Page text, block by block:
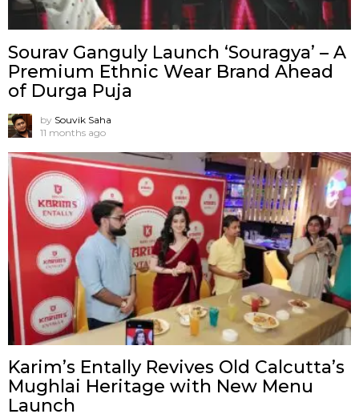
Sourav Ganguly Launch ‘Souragya’ – A
Premium Ethnic Wear Brand Ahead
of Durga Puja
by Souvik Saha
11 months ago
Karim’s Entally Revives Old Calcutta’s
Mughlai Heritage with New Menu
Launch